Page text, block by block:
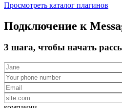
Просмотреть каталог плагинов
Подключение к
3 шага, чтобы начать